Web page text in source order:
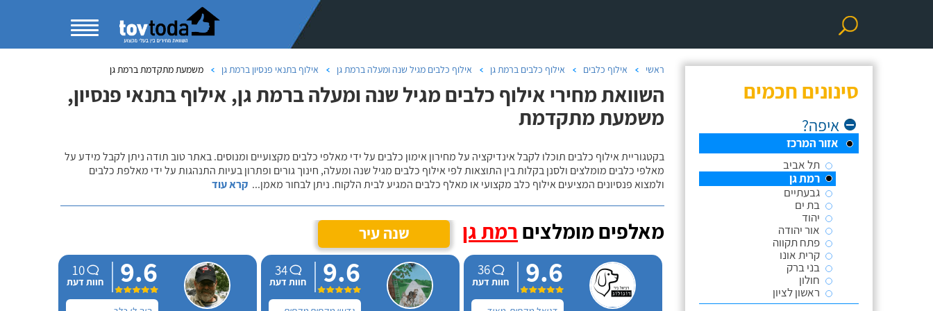
סינונים חכמים
איפה?
אזור המרכז
תל אביב
רמת גן
גבעתיים
בת ים
יהוד
אור יהודה
פתח תקווה
קרית אונו
בני ברק
חולון
ראשון לציון
ראשי אילוף כלבים אילוף כלבים ברמת גן אילוף כלבים מגיל שנה ומעלה ברמת גן אילוף בתנאי פנסיון ברמת גן משמעת מתקדמת ברמת גן
השוואת מחירי אילוף כלבים מגיל שנה ומעלה ברמת גן, אילוף בתנאי פנסיון,
משמעת מתקדמת
בקטגוריית אילוף כלבים תוכלו לקבל אינדיקציה על מחירון אימון כלבים על ידי מאלפי כלבים מקצועיים ומנוסים. באתר טוב תודה ניתן לקבל מידע על
מאלפי כלבים מומלצים ולסנן בקלות בין התוצאות לפי אילוף כלבים מגיל שנה ומעלה, חינוך גורים ופתרון בעיות התנהגות על ידי מאלפת כלבים
ולמצוא פנסיונים המציעים אילוף כלב מקצועי או מאלף כלבים המגיע לבית הלקוח. ניתן לבחור מאמן... קרא עוד
מאלפים מומלצים רמת גן שנה עיר
9.6
36
חוות דעת 9.6
34
חוות דעת 9.6
10
חוות דעת